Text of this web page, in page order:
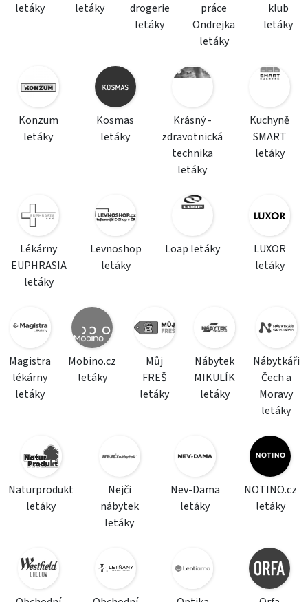
letáky
letáky
drogerie
letáky
práce
Ondrejka
letáky
klub
letáky
Konzum
letáky
Kosmas
letáky
Krásný -
zdravotnická
technika
letáky
Kuchyně
SMART
letáky
Lékárny
EUPHRASIA
letáky
Levnoshop
letáky
Loap letáky
LUXOR
letáky
Magistra
lékárny
letáky
Mobino.cz
letáky
Můj
FREŠ
letáky
Nábytek
MIKULÍK
letáky
Nábytkáři
Čech a
Moravy
letáky
Naturprodukt
letáky
Nejči
nábytek
letáky
Nev-Dama
letáky
NOTINO.cz
letáky